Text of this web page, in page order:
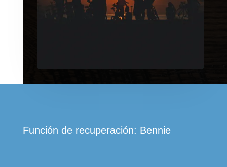
Función de recuperación: Bennie